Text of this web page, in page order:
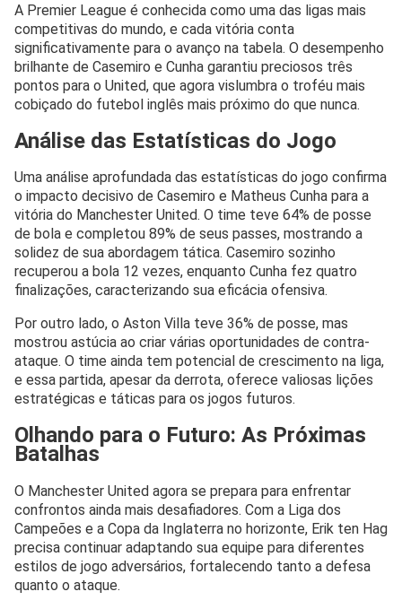
A Premier League é conhecida como uma das ligas mais
competitivas do mundo, e cada vitória conta
significativamente para o avanço na tabela. O desempenho
brilhante de Casemiro e Cunha garantiu preciosos três
pontos para o United, que agora vislumbra o troféu mais
cobiçado do futebol inglês mais próximo do que nunca.
Análise das Estatísticas do Jogo
Uma análise aprofundada das estatísticas do jogo confirma
o impacto decisivo de Casemiro e Matheus Cunha para a
vitória do Manchester United. O time teve 64% de posse
de bola e completou 89% de seus passes, mostrando a
solidez de sua abordagem tática. Casemiro sozinho
recuperou a bola 12 vezes, enquanto Cunha fez quatro
finalizações, caracterizando sua eficácia ofensiva.
Por outro lado, o Aston Villa teve 36% de posse, mas
mostrou astúcia ao criar várias oportunidades de contra-
ataque. O time ainda tem potencial de crescimento na liga,
e essa partida, apesar da derrota, oferece valiosas lições
estratégicas e táticas para os jogos futuros.
Olhando para o Futuro: As Próximas
Batalhas
O Manchester United agora se prepara para enfrentar
confrontos ainda mais desafiadores. Com a Liga dos
Campeões e a Copa da Inglaterra no horizonte, Erik ten Hag
precisa continuar adaptando sua equipe para diferentes
estilos de jogo adversários, fortalecendo tanto a defesa
quanto o ataque.